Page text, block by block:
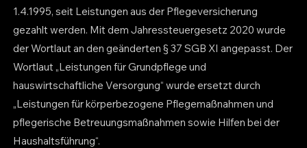
1.4.1995, seit Leistungen aus der Pflegeversicherung
gezahlt werden. Mit dem Jahressteuergesetz 2020 wurde
der Wortlaut an den geänderten § 37 SGB XI angepasst. Der
Wortlaut „Leistungen für Grundpflege und
hauswirtschaftliche Versorgung“ wurde ersetzt durch
„Leistungen für körperbezogene Pflegemaßnahmen und
pflegerische Betreuungsmaßnahmen sowie Hilfen bei der
Haushaltsführung“.